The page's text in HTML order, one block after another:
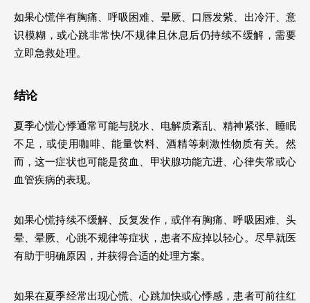
如果心慌伴有胸痛、呼吸困难、晕厥、口唇发紫、出冷汗、意
识模糊，或心跳非常快/不规律且休息后仍持续不缓解，需要
立即急救处理。
结论
夏季心慌心悸通常可能与脱水、电解质紊乱、精神紧张、睡眠
不足，或使用咖啡、能量饮料、酒精等刺激性物质有关。然
而，这一症状也可能是贫血、甲状腺功能亢进、心律失常或心
血管疾病的表现。
如果心慌持续不缓解、反复发作，或伴有胸痛、呼吸困难、头
晕、晕厥、心跳不规律等症状，患者不应掉以轻心。尽早就医
有助于明确原因，并获得合适的处理方案。
如果在夏季经常出现心慌、心跳加快或心悸感，患者可前往红